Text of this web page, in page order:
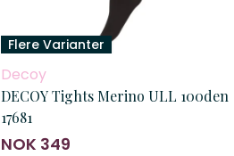
Flere Varianter
Decoy
DECOY Tights Merino ULL 100den
17681
NOK 349